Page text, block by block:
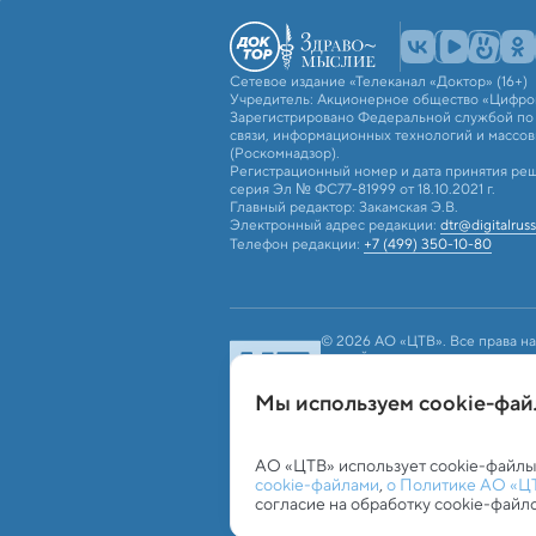
Сетевое издание «Телеканал «Доктор» (16+)
Учредитель: Акционерное общество
Зарегистрировано Федеральной службой по
связи, информационных технологий и
(Роскомнадзор).
Регистрационный номер и дата принятия
серия Эл № ФС77-81999 от 18.10.2021 г.
Главный редактор: Закамская Э.В.
Электронный адрес редакции:
Телефон редакции: +7 (499) 350-10-80
© 2026 АО «ЦТВ». Все права на
российским и международным
Обработка персональных данныхРабота с
Мы используем сookie-
АО «ЦТВ» использует cookie-
cookie-файлами,о Политике АО
согласие на обработку cookie-